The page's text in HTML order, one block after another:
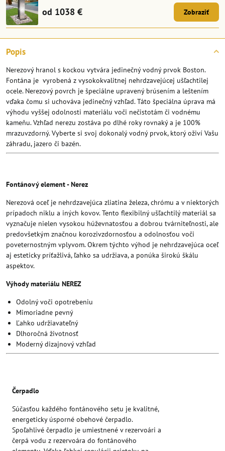
Popis
Nerezový hranol s kockou vytvára jedinečný vodný prvok Boston.
Fontána je vyrobená z vysokokvalitnej nehrdzavejúcej ušľachtilej
ocele. Nerezový povrch je špeciálne upravený brúsením a leštením
vďaka čomu si uchováva jedinečný vzhľad. Táto špeciálna úprava má
výhodu vyššej odolnosti materiálu voči nečistotám či vodnému
kameňu. Vzhľad nerezu zostáva po dlhé roky rovnaký a je 100%
mrazuvzdorný. Vyberte si svoj dokonalý vodný prvok, ktorý oživí Vašu
záhradu, jazero či bazén.
Fontánový element - Nerez
Nerezová oceľ je nehrdzavejúca zliatina železa, chrómu a v niektorých
prípadoch niklu a iných kovov. Tento flexibilný ušľachtilý materiál sa
vyznačuje nielen vysokou húževnatosťou a dobrou tvárniteľnosti, ale
predovšetkým značnou korozivzdornosťou a odolnosťou voči
poveternostným vplyvom. Okrem týchto výhod je nehrdzavejúca oceľ
aj esteticky príťažlivá, ľahko sa udržiava, a ponúka širokú škálu
aspektov.
Výhody materiálu NEREZ
Odolný voči opotrebeniu
Mimoriadne pevný
Ľahko udržiavateľný
Dlhoročná životnosť
Moderný dizajnový vzhľad
Čerpadlo
Súčasťou každého fontánového setu je kvalitné,
energeticky úsporné obehové čerpadlo.
Spoľahlivé čerpadlo je umiestnené v rezervoári a
čerpá vodu z rezervoára do fontánového
od 1038 € Zobraziť